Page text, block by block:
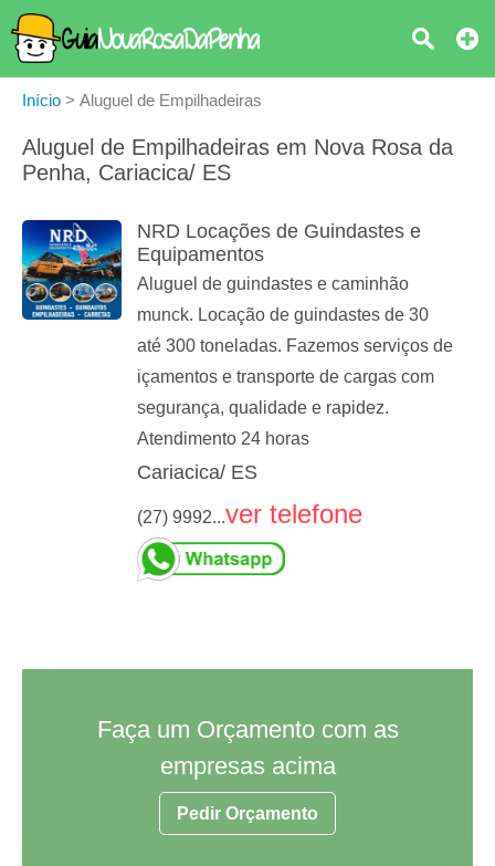
Início > Aluguel de Empilhadeiras
Aluguel de Empilhadeiras em Nova Rosa da
Penha, Cariacica/ ES
NRD Locações de Guindastes e
Equipamentos
Aluguel de guindastes e caminhão
munck. Locação de guindastes de 30
até 300 toneladas. Fazemos serviços de
içamentos e transporte de cargas com
segurança, qualidade e rapidez.
Atendimento 24 horas
Cariacica/ ES
(27) 9992...ver telefone
Faça um Orçamento com as
empresas acima
Pedir Orçamento